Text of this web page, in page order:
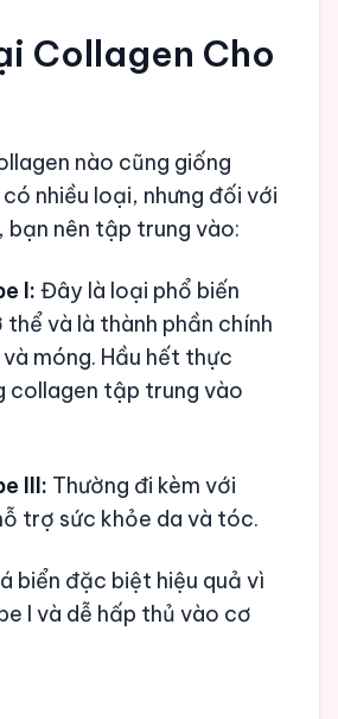
Collagen Cho
nào cũng giống
nhiều loại, nhưng đối với
nên tập trung vào:
I: Đây là loại phổ biến
và là thành phần chính
móng. Hầu hết thực
collagen tập trung vào
III: Thường đi kèm với
trợ sức khỏe da và tóc.
biển đặc biệt hiệu quả vì
I và dễ hấp thủ vào cơ